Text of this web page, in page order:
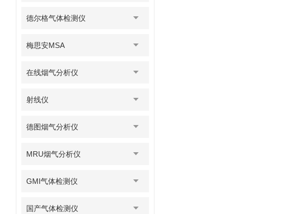
德尔格气体检测仪
梅思安MSA
在线烟气分析仪
射线仪
德图烟气分析仪
MRU烟气分析仪
GMI气体检测仪
国产气体检测仪